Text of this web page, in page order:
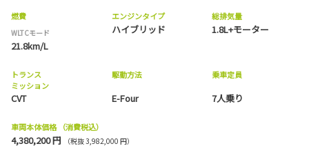
燃費
WLTCモード
21.8km/L
エンジンタイプ
ハイブリッド
総排気量
1.8L+モーター
トランス
ミッション
CVT
駆動方法
E-Four
乗車定員
7人乗り
車両本体価格 （消費税込）
4,380,200 円 （税抜 3,982,000 円）